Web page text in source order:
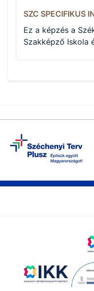
SZC SPECIFIKUS
Ez a képzés a
Szakképző Iskola